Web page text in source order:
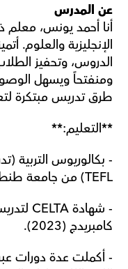
عن المدرس
طرق تدريس مبتكرة
**التعليم:**
TEFL) من جامعة طنطا (2006-2010).
كامبريدج (2023).